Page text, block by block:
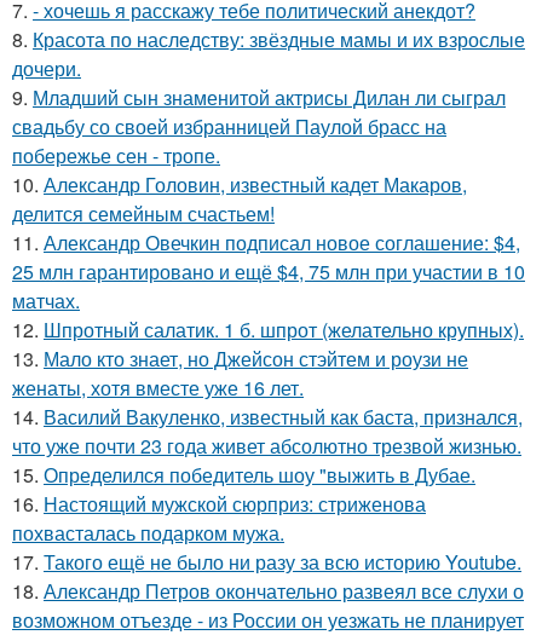
7. - хочешь я расскажу тебе политический анекдот?
8. Красота по наследству: звёздные мамы и их взрослые
дочери.
9. Младший сын знаменитой актрисы Дилан ли сыграл
свадьбу со своей избранницей Паулой брасс на
побережье сен - тропе.
10. Александр Головин, известный кадет Макаров,
делится семейным счастьем!
11. Александр Овечкин подписал новое соглашение: $4,
25 млн гарантировано и ещё $4, 75 млн при участии в 10
матчах.
12. Шпротный салатик. 1 б. шпрот (желательно крупных).
13. Мало кто знает, но Джейсон стэйтем и роузи не
женаты, хотя вместе уже 16 лет.
14. Василий Вакуленко, известный как баста, признался,
что уже почти 23 года живет абсолютно трезвой жизнью.
15. Определился победитель шоу "выжить в Дубае.
16. Настоящий мужской сюрприз: стриженова
похвасталась подарком мужа.
17. Такого ещё не было ни разу за всю историю Youtube.
18. Александр Петров окончательно развеял все слухи о
возможном отъезде - из России он уезжать не планирует